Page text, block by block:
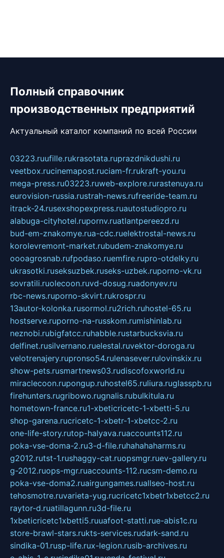
Полный справочник
производственных предприятий
Актуальный каталог компаний по всей России
03223.ruufille.rukrasotata.ruprazdnikdushi.ru
veetbox.rucinemapost.ruciam-fr.rukraft-you.ru
mega-press.ru03223.ruweb-explore.rurastenuya.ru
eurovision-russia.rustrah-news.rufreeride-team.ru
itrack-24.rusexshopexpress.ruautostudiopro.ru
alabuga-cityhotel.rupornv.ruatlantpereezd.ru
bud-em-znakomye.rua-cdc.ruelektrostal-news.ru
korolevremont-market.rubudem-znakomye.ru
oooagrosnab.rufpodaso.ruemfire.rupro-otdelky.ru
ukrasotki.ruseksuzbek.ruseks-uzbek.ruporno-vk.ru
sovratili.ruolecoon.ruvd-dosug.ruadonyev.ru
rbc-news.ruporno-skvirt.rukrospr.ru
13autor-kolonka.rusormol.ru2rich.ruhostel-65.ru
hostserve.ruporno-na-russkom.rumishinlab.ru
neznobi.rubigfatcc.ruhabble.rustarbucksvia.ru
delfinet.rusilvernano.ruelestal.ruvektor-doroga.ru
velotrenajery.rupronso54.rulenasever.rulovinskix.ru
show-pets.rusmartnews03.rudiscofoxworld.ru
miraclecoon.rupongup.ruhostel65.ruliura.ruglasspb.ru
firehunters.rugribowo.rugnalis.rubulkitula.ru
hometown-france.ru1-xbeticricetc-1-xbetti-5.ru
shop-garena.rucricetc-1-xbetr-1-xbetcc-2.ru
one-life-story.rutop-halyava.ruaccounts112.ru
poka-vse-doma-2.ru3-d-file.ruhahahaharms.ru
g2012.rutst-1.rushaggy-cat.ruopsmgr.ruev-gallery.ru
g-2012.ruops-mgr.ruaccounts-112.rucsm-demo.ru
poka-vse-doma2.ruairgungames.ruallseo-host.ru
tehosmotre.ruvarieta-yug.rucricetc1xbetr1xbetcc2.ru
raytor-d.ruatillagunn.ru3d-file.ru
1xbeticricetc1xbetti5.ruuafoot-statti.rue-abis1c.ru
store-brawl-stars.rukts-services.rudark-sand.ru
sindika-01.rusp-life.rux-legion.rusib-archives.ru